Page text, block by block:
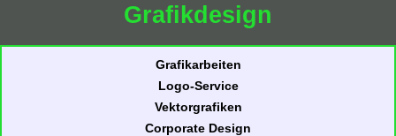
Grafikdesign
Grafikarbeiten
Logo-Service
Vektorgrafiken
Corporate Design